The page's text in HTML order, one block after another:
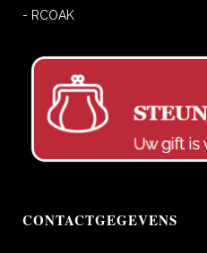
- RCOAK
CONTACTGEGEVENS